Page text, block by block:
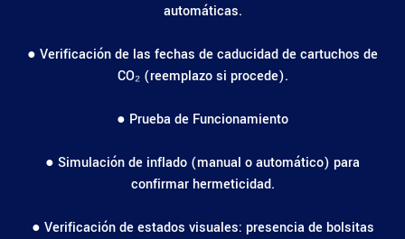
automáticas.
● Verificación de las fechas de caducidad de cartuchos de
CO₂ (reemplazo si procede).
● Prueba de Funcionamiento
● Simulación de inflado (manual o automático) para
confirmar hermeticidad.
● Verificación de estados visuales: presencia de bolsitas